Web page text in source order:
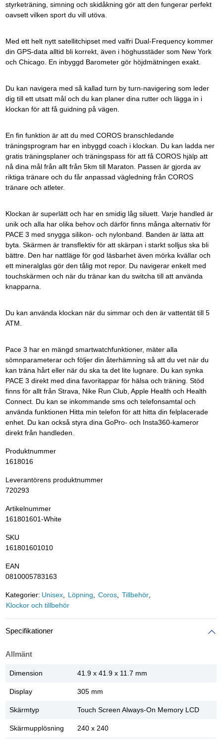
styrketräning, simning och skidåkning gör att den fungerar perfekt
oavsett vilken sport du vill utöva.
Med ett helt nytt satellitchipset med valfri Dual-Frequency kommer
din GPS-data alltid bli korrekt, även i höghusstäder som New York
och Chicago. En inbyggd Barometer gör höjdmätningen exakt.
Du kan navigera med så kallad turn by turn-navigering som leder
dig till ett utsatt mål och du kan planer dina rutter och lägga in i
klockan för att få guidning på vägen.
En fin funktion är att du med COROS branschledande
träningsprogram har en inbyggd coach i klockan. Du kan ladda ner
gratis träningsplaner och träningspass för att få COROS hjälp att
nå dina mål från allt från 5km till Maraton. Passen är gjorda av
riktiga tränare och du får anpassad vägledning från COROS
tränare och atleter.
Klockan är superlätt och har en smidig låg siluett. Varje handled är
unik och alla har olika behov och därför finns många alternativ för
PACE 3 med snygga silikon- och nylonband. Banden är lätta att
byta. Skärmen är transflektiv för att skärpan i starkt solljus ska bli
bättre. Den har nattläge för god läsbarhet även mörka kvällar och
ett mineralglas gör den tålig mot repor. Du navigerar enkelt med
touchskärmen och när du tränar kan du switcha till att använda
knapparna.
Du kan använda klockan när du simmar och den är vattentät till 5
ATM.
Pace 3 har en mängd smartwatchfunktioner, mäter alla
sömnparameterar och följer din återhämning så att du vet när du
kan träna hårt eller när du ska ta det lite lugnare. Du kan synka
PACE 3 direkt med dina favoritappar för hälsa och träning. Stöd
finns för allt från Strava, Nike Run Club, Apple Health och Health
Connect. Du kan se inkommande sms och telefonsamtal och
använda funktionen Hitta min telefon för att hitta din felplacerade
enhet. Du kan också styra dina GoPro- och Insta360-kameror
direkt från handleden.
Produktnummer
1618016
Leverantörens produktnummer
720293
Artikelnummer
161801601-White
SKU
161801601010
EAN
0810005783163
Kategorier: Unisex Löpning Coros
Tillbehör
Klockor och tillbehör
Specifikationer
Allmänt
Dimension 41.9 x 41.9 x 11.7 mm
Display 305 mm
Skärmtyp Touch Screen Always-On Memory LCD
Skärmupplösning 240 x 240